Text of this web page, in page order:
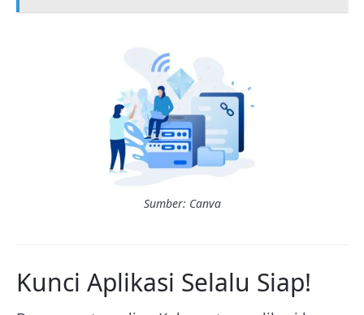
Sumber: Canva
Kunci Aplikasi Selalu Siap!